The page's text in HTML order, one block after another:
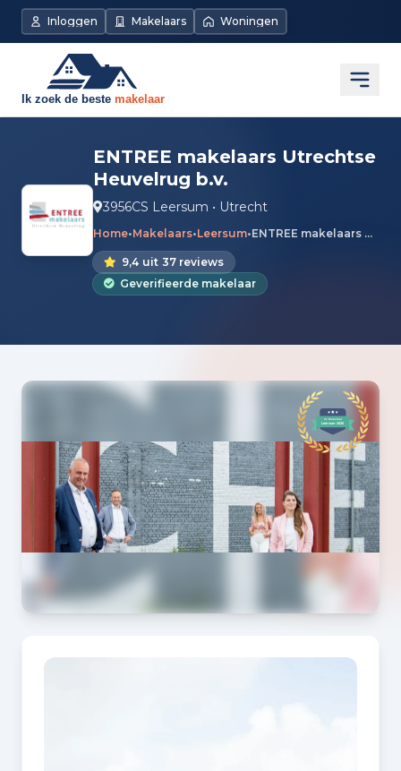
Inloggen Makelaars Woningen
ENTREE makelaars Utrechtse
Heuvelrug b.v.
3956CS Leersum • Utrecht
Home•Makelaars•Leersum• ENTREE makelaars Utrechtse Heuvelrug b.v.
9,4 uit 37 reviews
Geverifieerde makelaar